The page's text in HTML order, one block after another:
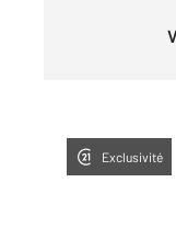
Exclusivité